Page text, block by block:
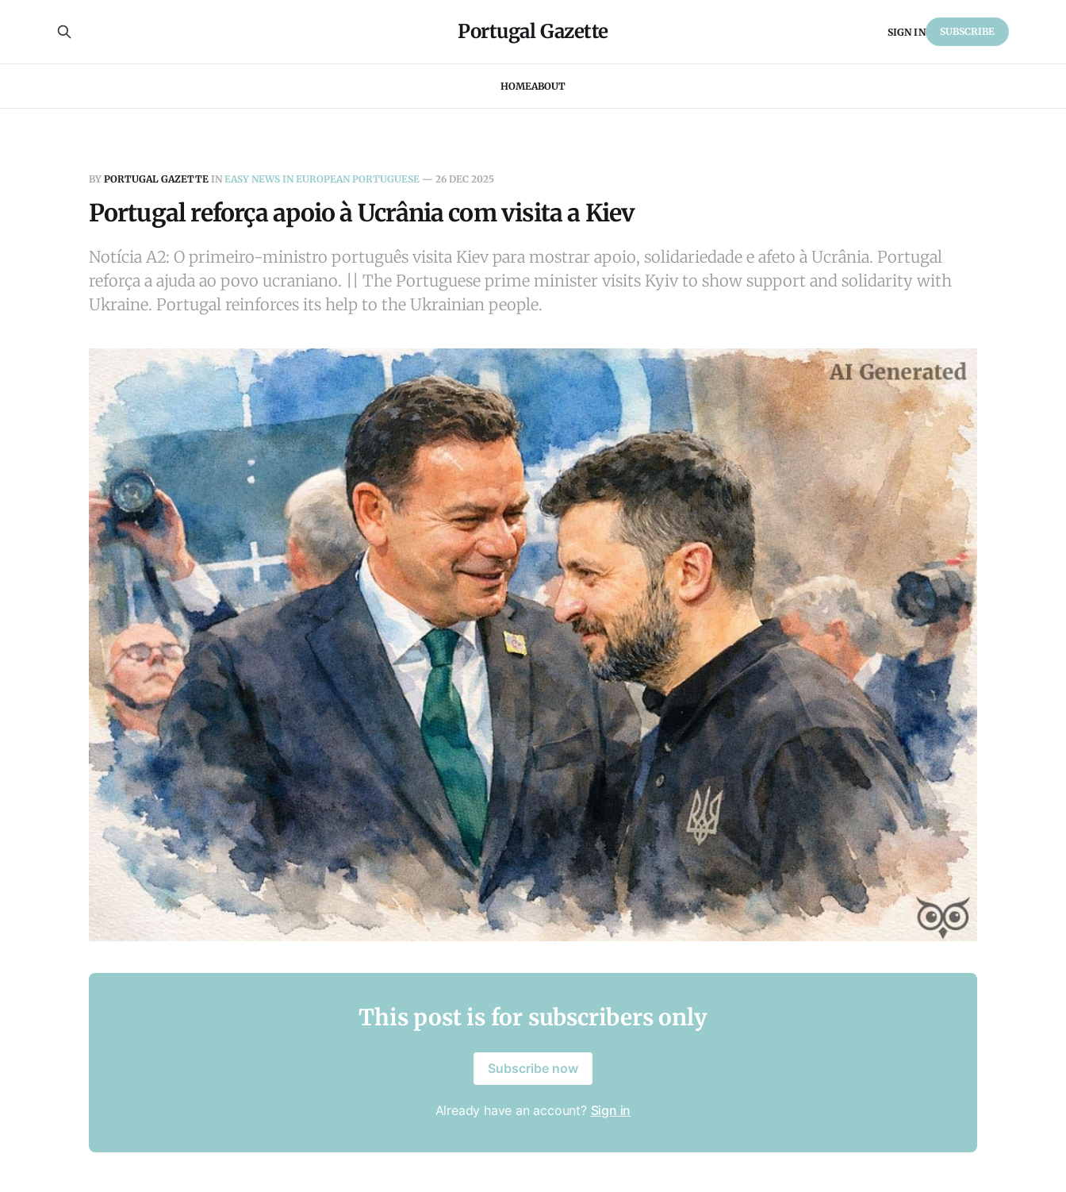
Portugal Gazette
HOMEABOUT
SIGN IN SUBSCRIBE
BY PORTUGAL GAZETTE IN EASY NEWS IN EUROPEAN PORTUGUESE — 26 DEC 2025
Portugal reforça apoio à Ucrânia com visita a Kiev
Notícia A2: O primeiro-ministro português visita Kiev para mostrar apoio, solidariedade e afeto à Ucrânia. Portugal
reforça a ajuda ao povo ucraniano. || The Portuguese prime minister visits Kyiv to show support and solidarity with
Ukraine. Portugal reinforces its help to the Ukrainian people.
This post is for subscribers only
Subscribe now
Already have an account? Sign in